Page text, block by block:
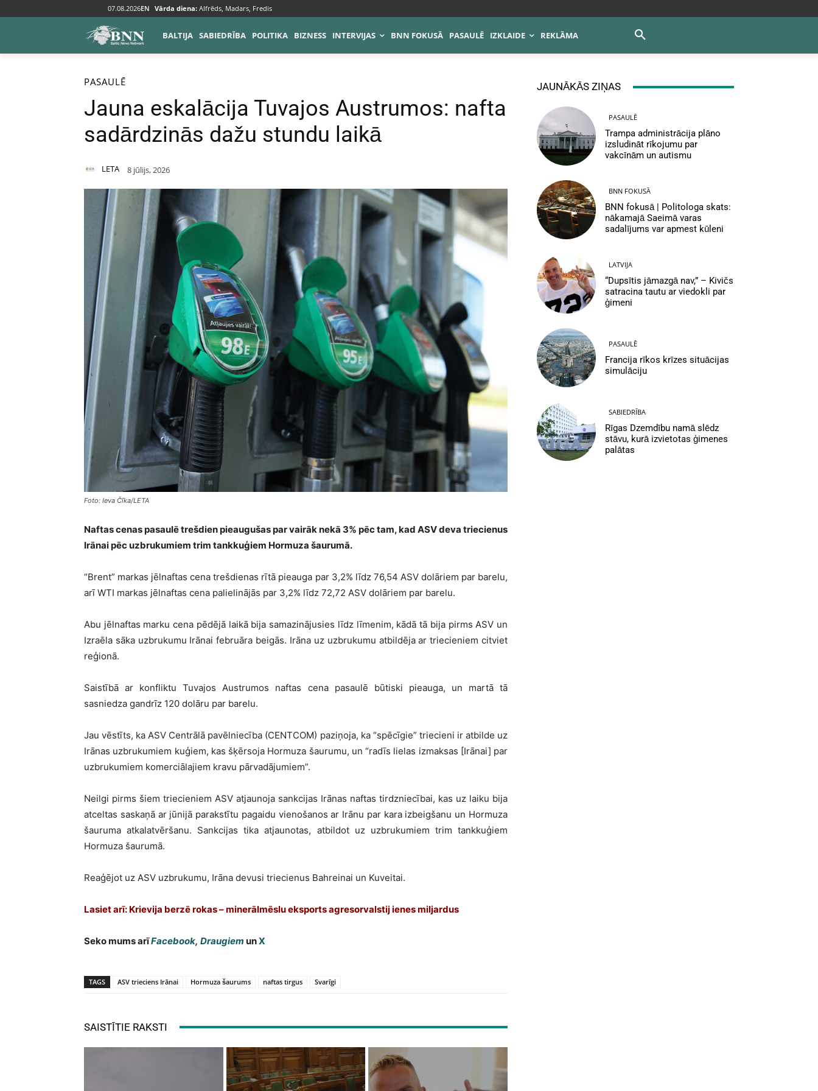
07.08.2026EN Vārda diena: Alfrēds, Madars, Fredis
BALTIJA SABIEDRĪBA POLITIKA BIZNESS INTERVIJAS BNN FOKUSĀ PASAULĒ IZKLAIDE REKLĀMA
Sākums Pasaulē
PASAULĒ
Jauna eskalācija Tuvajos Austrumos: nafta
sadārdzinās dažu stundu laikā
LETA 8 jūlijs, 2026
Foto: Ieva Čīka/LETA
Naftas cenas pasaulē trešdien pieaugušas par vairāk nekā 3% pēc tam, kad ASV deva triecienus
Irānai pēc uzbrukumiem trim tankkuģiem Hormuza šaurumā.
“Brent” markas jēlnaftas cena trešdienas rītā pieauga par 3,2% līdz 76,54 ASV dolāriem par barelu,
arī WTI markas jēlnaftas cena palielinājās par 3,2% līdz 72,72 ASV dolāriem par barelu.
Abu jēlnaftas marku cena pēdējā laikā bija samazinājusies līdz līmenim, kādā tā bija pirms ASV un
Izraēla sāka uzbrukumu Irānai februāra beigās. Irāna uz uzbrukumu atbildēja ar triecieniem citviet
reģionā.
Saistībā ar konfliktu Tuvajos Austrumos naftas cena pasaulē būtiski pieauga, un martā tā
sasniedza gandrīz 120 dolāru par barelu.
Jau vēstīts, ka ASV Centrālā pavēlniecība (CENTCOM) paziņoja, ka “spēcīgie” triecieni ir atbilde uz
Irānas uzbrukumiem kuģiem, kas šķērsoja Hormuza šaurumu, un “radīs lielas izmaksas [Irānai] par
uzbrukumiem komerciālajiem kravu pārvadājumiem”.
Neilgi pirms šiem triecieniem ASV atjaunoja sankcijas Irānas naftas tirdzniecībai, kas uz laiku bija
atceltas saskaņā ar jūnijā parakstītu pagaidu vienošanos ar Irānu par kara izbeigšanu un Hormuza
šauruma atkalatvēršanu. Sankcijas tika atjaunotas, atbildot uz uzbrukumiem trim tankkuģiem
Hormuza šaurumā.
Reaģējot uz ASV uzbrukumu, Irāna devusi triecienus Bahreinai un Kuveitai.
Lasiet arī: Krievija berzē rokas – minerālmēslu eksports agresorvalstij ienes miljardus
Seko mums arīFacebook, Draugiem unX
TAGS ASV trieciens Irānai Hormuza šaurums naftas tirgus Svarīgi
SAISTĪTIE RAKSTI
JAUNĀKĀS ZIŅAS
PASAULĒ
Trampa administrācija plāno
izsludināt rīkojumu par
vakcīnām un autismu
BNN FOKUSĀ
BNN fokusā | Politologa skats:
nākamajā Saeimā varas
sadalījums var apmest kūleni
LATVIJA
“Dupsītis jāmazgā nav,” – Kivičs
satracina tautu ar viedokli par
ģimeni
PASAULĒ
Francija rīkos krīzes situācijas
simulāciju
SABIEDRĪBA
Rīgas Dzemdību namā slēdz
stāvu, kurā izvietotas ģimenes
palātas